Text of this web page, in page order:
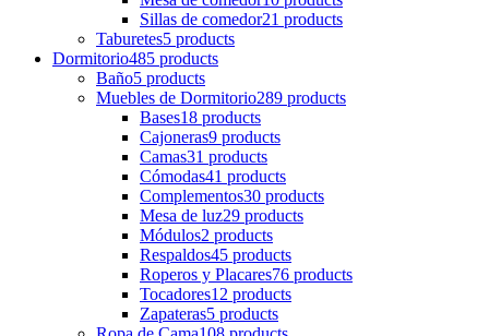
Sillas de comedor21 products
Taburetes5 products
Dormitorio485 products
Baño5 products
Muebles de Dormitorio289 products
Bases18 products
Cajoneras9 products
Camas31 products
Cómodas41 products
Complementos30 products
Mesa de luz29 products
Módulos2 products
Respaldos45 products
Roperos y Placares76 products
Tocadores12 products
Zapateras5 products